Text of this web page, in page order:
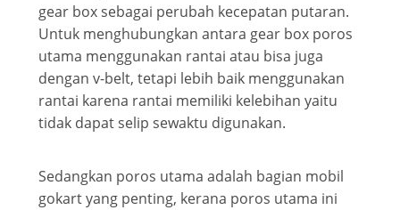
gear box sebagai perubah kecepatan putaran.
Untuk menghubungkan antara gear box poros
utama menggunakan rantai atau bisa juga
dengan v-belt, tetapi lebih baik menggunakan
rantai karena rantai memiliki kelebihan yaitu
tidak dapat selip sewaktu digunakan.
Sedangkan poros utama adalah bagian mobil
gokart yang penting, kerana poros utama ini